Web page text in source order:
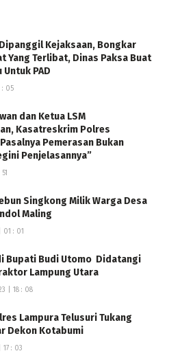
lebih lanjut.
EP (47) warga Kampung
Sukegeneng,
Desa Giri Kelopo Mulyo
Kabupaten Way Kana.
Kejaksaan, Bongkar
Yang Terlibat, Dinas Paksa Buat
PAD
: 05
dan Ketua LSM
Kasatreskrim Polres
Pemerasan Bukan
Penjelasannya”
Singkong Milik Warga Desa
Maling
01 : 01
Bupati Budi Utomo Didatangi
Lampung Utara
| 18 : 08
Lampura Telusuri Tukang
Dekon Kotabumi
17 : 03